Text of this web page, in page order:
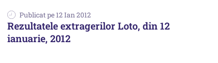
Publicat pe 12 Ian 2012
Rezultatele extragerilor Loto, din 12
ianuarie, 2012